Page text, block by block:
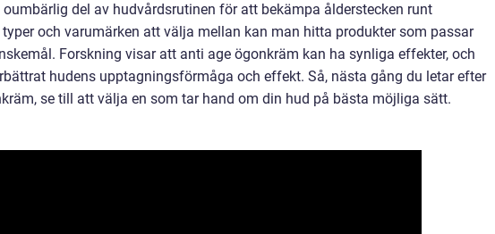
del av hudvårdsrutinen för att bekämpa ålderstecken runt
och varumärken att välja mellan kan man hitta produkter som passar
Forskning visar att anti age ögonkräm kan ha synliga effekter, och
hudens upptagningsförmåga och effekt. Så, nästa gång du letar efter
se till att välja en som tar hand om din hud på bästa möjliga sätt.